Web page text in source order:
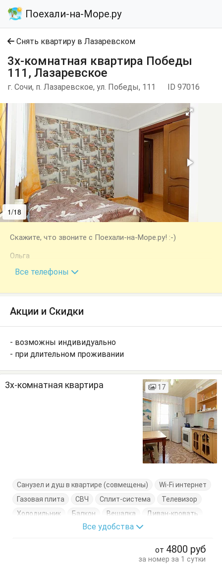
Поехали-на-Море.ру
Снять квартиру в Лазаревском
3х-комнатная квартира Победы
111, Лазаревское
г. Сочи, п. Лазаревское, ул. Победы, 111 ID 97016
1/18
Скажите, что звоните с Поехали-на-Море.ру! :-)
Ольга
+7 (985) 647-57-74
Все телефоны
Акции и Скидки
- возможны индивидуально
- при длительном проживании
3х-комнатная квартира 17
Санузел и душ в квартире (совмещены)
Wi-Fi интернет
Газовая плита
СВЧ Сплит-система
Телевизор
Холодильник
Балкон Вешалка
Диван-кровать
Кровать двуспальная
Кухонный стол
Все удобства
от 4800 руб
за номер за 1 сутки